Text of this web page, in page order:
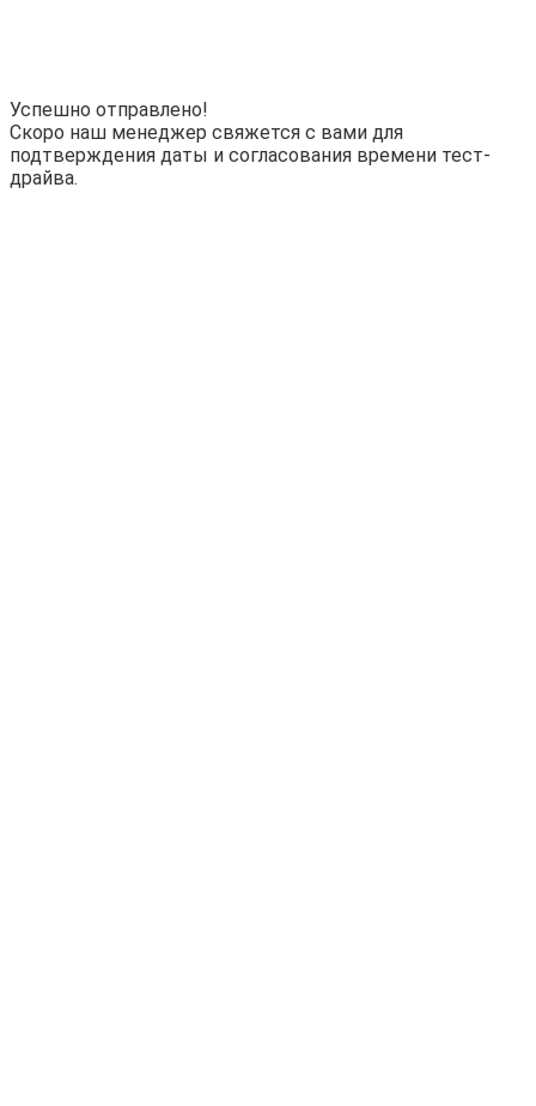
Успешно отправлено!
Скоро наш менеджер свяжется с вами для
подтверждения даты и согласования времени тест-
драйва.